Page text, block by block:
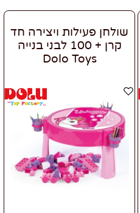
שולחן פעילות ויצירה חד
קרן + 100 לבני בנייה
Dolo Toys